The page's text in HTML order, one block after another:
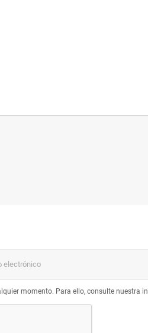
momento. Para ello, consulte nuestra